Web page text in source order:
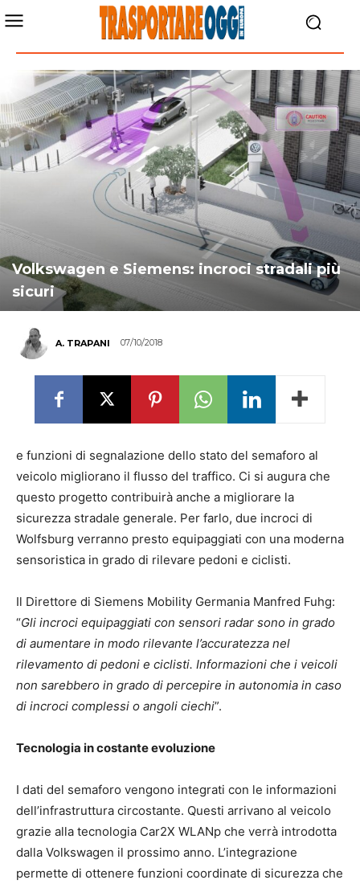
Volkswagen e Siemens: incroci stradali più
sicuri
A. TRAPANI 07/10/2018
e funzioni di segnalazione dello stato del semaforo al
veicolo migliorano il flusso del traffico. Ci si augura che
questo progetto contribuirà anche a migliorare la
sicurezza stradale generale. Per farlo, due incroci di
Wolfsburg verranno presto equipaggiati con una moderna
sensoristica in grado di rilevare pedoni e ciclisti.
Il Direttore di Siemens Mobility Germania Manfred Fuhg:
“Gli incroci equipaggiati con sensori radar sono in grado
di aumentare in modo rilevante l’accuratezza nel
rilevamento di pedoni e ciclisti. Informazioni che i veicoli
non sarebbero in grado di percepire in autonomia in caso
di incroci complessi o angoli ciechi”.
Tecnologia in costante evoluzione
I dati del semaforo vengono integrati con le informazioni
dell’infrastruttura circostante. Questi arrivano al veicolo
grazie alla tecnologia Car2X WLANp che verrà introdotta
dalla Volkswagen il prossimo anno. L’integrazione
permette di ottenere funzioni coordinate di sicurezza che